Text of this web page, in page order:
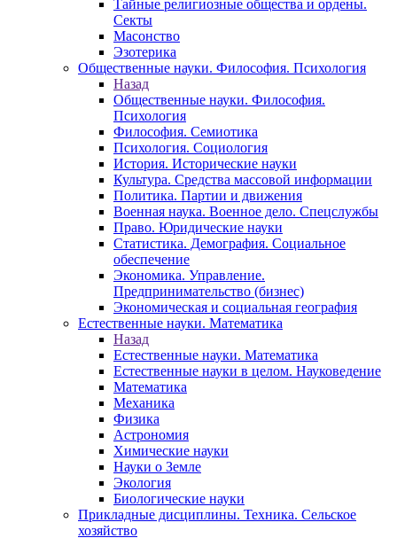
Тайные религиозные общества и ордены.
Секты
Масонство
Эзотерика
Общественные науки. Философия. Психология
Назад
Общественные науки. Философия.
Психология
Философия. Семиотика
Психология. Социология
История. Исторические науки
Культура. Средства массовой информации
Политика. Партии и движения
Военная наука. Военное дело. Спецслужбы
Право. Юридические науки
Статистика. Демография. Социальное
обеспечение
Экономика. Управление.
Предпринимательство (бизнес)
Экономическая и социальная география
Естественные науки. Математика
Назад
Естественные науки. Математика
Естественные науки в целом. Науковедение
Математика
Механика
Физика
Астрономия
Химические науки
Науки о Земле
Экология
Биологические науки
Прикладные дисциплины. Техника. Сельское
хозяйство